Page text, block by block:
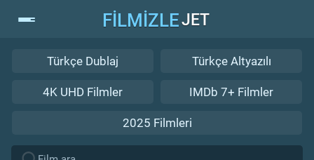
FİLMİZLEJET
Türkçe Dublaj Türkçe Altyazılı
4K UHD Filmler IMDb 7+ Filmler
2025 Filmleri